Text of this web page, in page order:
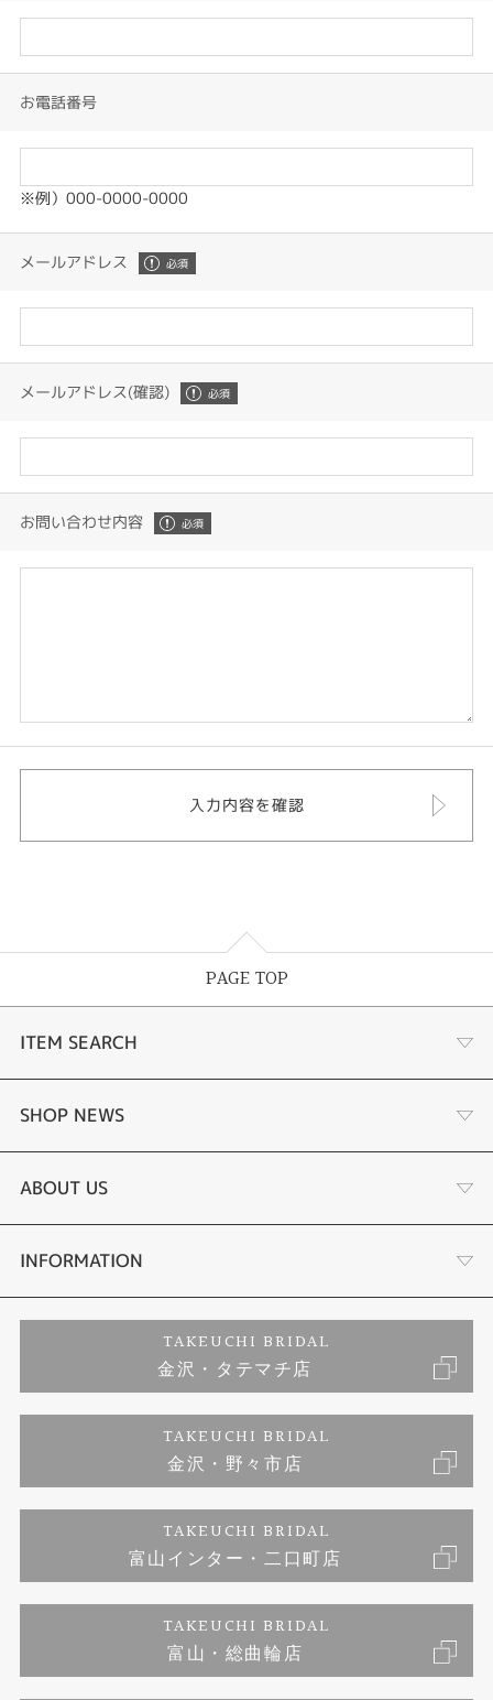
お電話番号
※例）000-0000-0000
メールアドレス
メールアドレス(確認)
お問い合わせ内容
PAGE TOP
ITEM SEARCH
婚約指輪
結婚指輪
セットリング
婚約ネックレス
ダイヤモンド
ジュエリーリフォーム
SHOP NEWS
選ばれる理由まとめ
お客様の声
プロポーズサポート
ブランドリスト
福井指輪工房｜手作りペアリング
福井指輪工房｜手作り結婚指輪 and 婚約指輪
福井工房｜手作り婚約指輪プロポーズプラン
ABOUT US
会社概要
お客様の声
INFORMATION
プライバシーポリシー
TAKEUCHI BRIDAL
金沢・タテマチ店
TAKEUCHI BRIDAL
金沢・野々市店
TAKEUCHI BRIDAL
富山インター・二口町店
TAKEUCHI BRIDAL
富山・総曲輪店